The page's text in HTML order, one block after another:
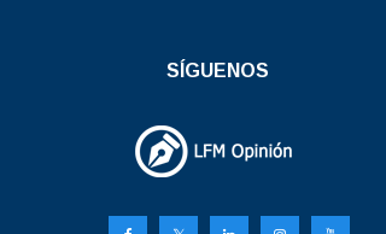
SÍGUENOS